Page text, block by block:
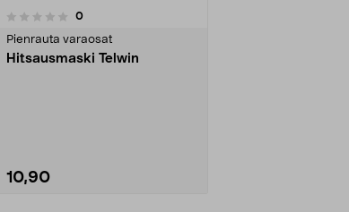
0arvostelut
Pienrauta varaosat
Hitsausmaski Telwin
10,90